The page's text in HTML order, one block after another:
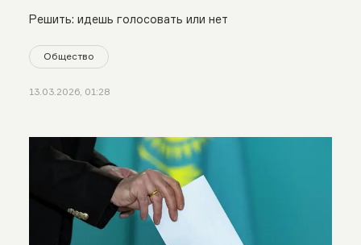
Решить: идешь голосовать или нет
Общество
13.03.2026, 01:28